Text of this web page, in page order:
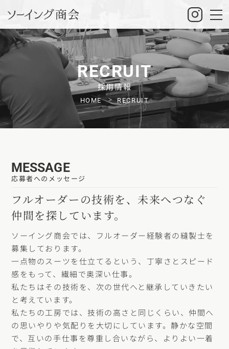
RECRUIT
採用情報
HOME RECRUIT
MESSAGE
応募者へのメッセージ
フルオーダーの技術を、未来へつなぐ
仲間を探しています。
ソーイング商会では、フルオーダー経験者の縫製士を
募集しております。
一点物のスーツを仕立てるという、丁寧さとスピード
感をもって、繊細で奥深い仕事。
私たちはその技術を、次の世代へと継承していきたい
と考えています。
私たちの工房では、技術の高さと同じくらい、仲間へ
の思いやりや気配りを大切にしています。静かな空間
で、互いの手仕事を尊重し合いながら、よりよい一着